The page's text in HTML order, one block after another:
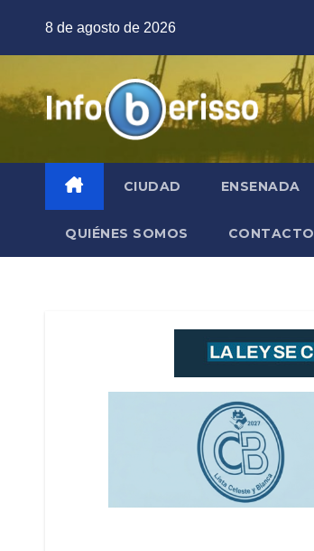
8 de agosto de 2026
CIUDAD ENSENADA
QUIÉNES SOMOS CONTACTO